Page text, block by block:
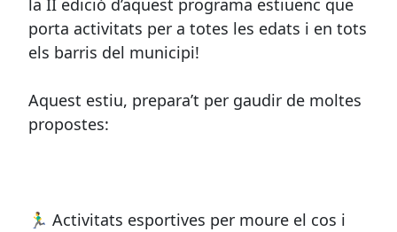
la II edició d’aquest programa estiuenc que
porta activitats per a totes les edats i en tots
els barris del municipi!
Aquest estiu, prepara’t per gaudir de moltes
propostes:
🏃‍♂️ Activitats esportives per moure el cos i